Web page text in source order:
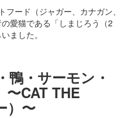
ード（ジャガー、カナガン、
愛猫である「しまじろう（2
ました。
鴨・サーモン・
CAT THE
）〜